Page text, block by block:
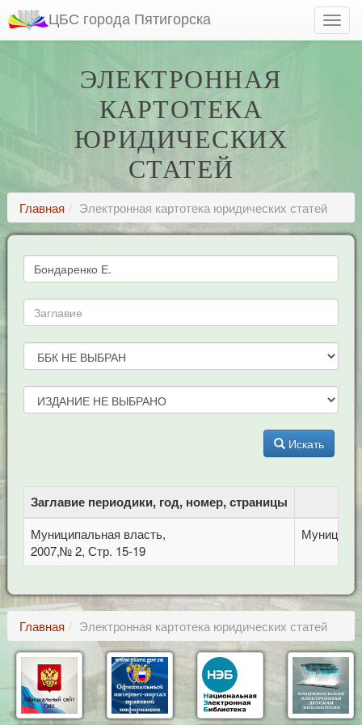
ЦБС города Пятигорска
ЭЛЕКТРОННАЯ
КАРТОТЕКА
ЮРИДИЧЕСКИХ
СТАТЕЙ
Главная Электронная картотека юридических статей
Искать
Заглавие периодики, год, номер, страницы
Муниципальная власть,
2007,№ 2, Стр. 15-19
Главная Электронная картотека юридических статей